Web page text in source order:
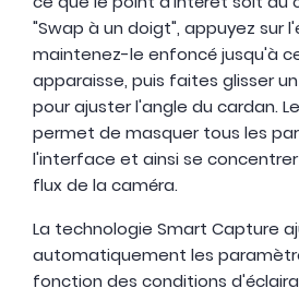
"Swap à un doigt", appuyez sur
maintenez-le enfoncé jusqu'à
apparaisse, puis faites glisser
pour ajuster l'angle du cardan.
permet de masquer tous les
l'interface et ainsi se
flux de la caméra.
La technologie Smart Capture
automatiquement les
fonction des conditions